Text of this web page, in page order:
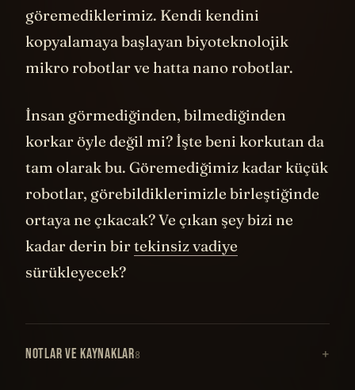
göremediklerimiz. Kendi kendini
kopyalamaya başlayan biyoteknolojik
mikro robotlar ve hatta nano robotlar.
İnsan görmediğinden, bilmediğinden
korkar öyle değil mi? İşte beni korkutan da
tam olarak bu. Göremediğimiz kadar küçük
robotlar, görebildiklerimizle birleştiğinde
ortaya ne çıkacak? Ve çıkan şey bizi ne
kadar derin birtekinsiz vadiye
sürükleyecek?
NOTLAR VE KAYNAKLAR8